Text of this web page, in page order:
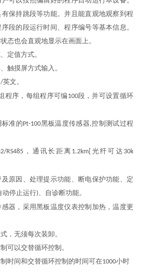
保持跳段等功能。并且能直观地观察到程
段的段运行时间、程序编号等基本信息。
态也会直观地显示在画面上。
定值方式。
触摸屏方式输入。
/英文。
程序，每组程序可编 100段，并可设置循环
标准的Pt-100黑板温度传感器,控制测试过程
RS485，通讯长距离 1.2km[ 光纤可达 30k
原因、处理提示功能、断电保护功能、定
动停止运行)、自诊断功能。
器，采用黑板温度仪表控制加热，温度更
，无须每次装卸。
可以交替循环控制。
时间和交替循环控制的时间可在1000小时